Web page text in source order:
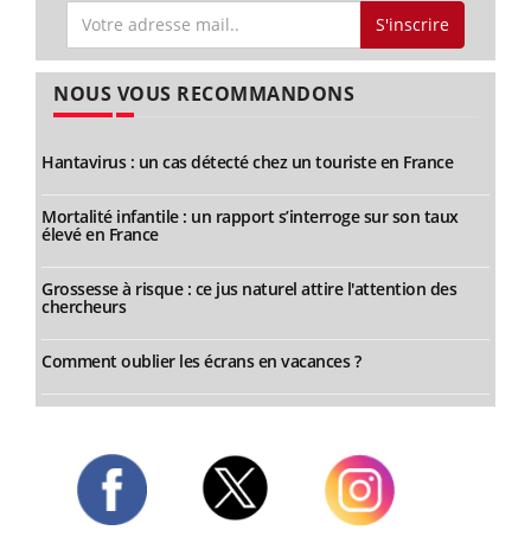
S'inscrire
NOUS VOUS RECOMMANDONS
Hantavirus : un cas détecté chez un touriste en France
Mortalité infantile : un rapport s’interroge sur son taux
élevé en France
Grossesse à risque : ce jus naturel attire l'attention des
chercheurs
Comment oublier les écrans en vacances ?